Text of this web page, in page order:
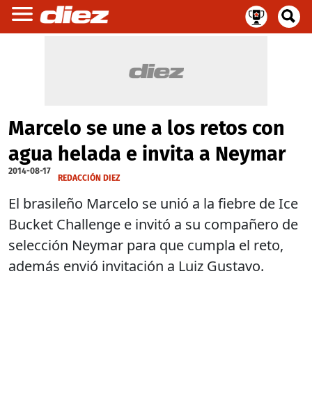
Marcelo se une a los retos con
agua helada e invita a Neymar
2014-08-17
REDACCIÓN DIEZ
El brasileño Marcelo se unió a la fiebre deIce
Bucket Challenge e invitó a su compañero de
selección Neymar para que cumpla el reto,
además envió invitación a Luiz Gustavo.